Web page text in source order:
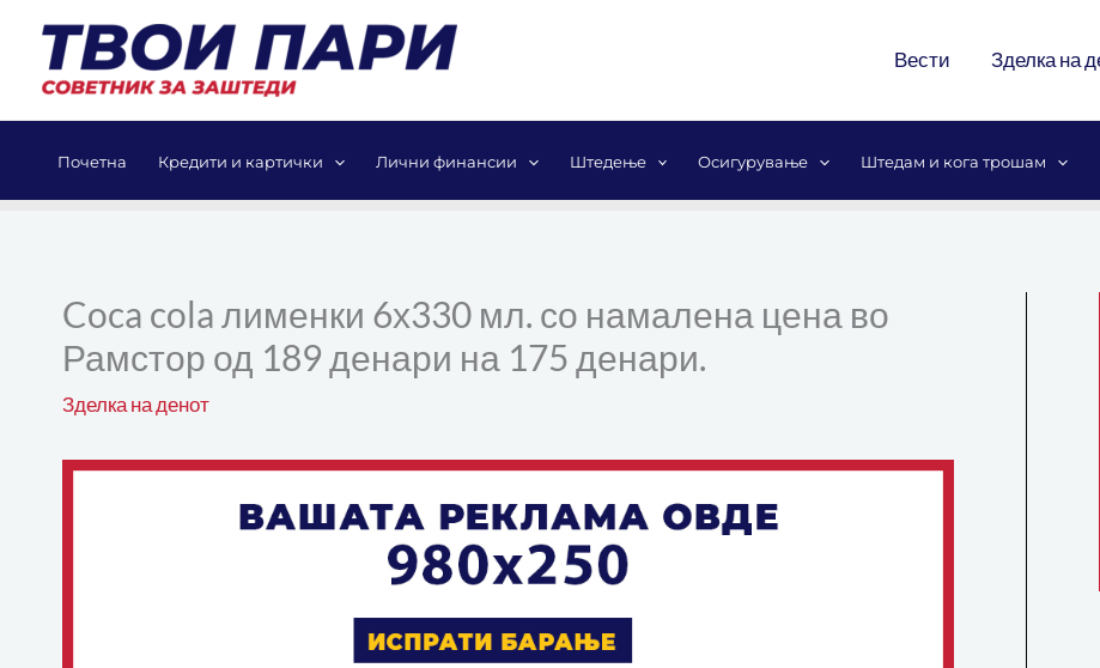
content
Вести Зделка на
Почетна Кредити и картички Лични финансии Штедење Осигурување Штедам и кога трошам
Coca cola лименки 6х330 мл. со намалена цена во
Рамстор од 189 денари на 175 денари.
Зделка на денот